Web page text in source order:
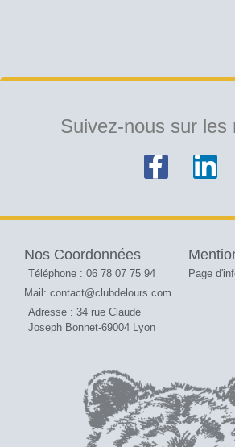
Suivez-nous sur les
Nos Coordonnées
Téléphone : 06 78 07 75 94
Mail: contact@clubdelours.com
Adresse : 34 rue Claude
Joseph Bonnet-69004 Lyon
Page